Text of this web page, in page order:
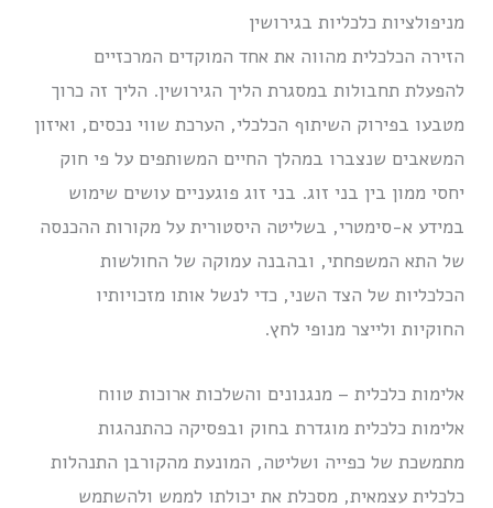
מניפולציות כלכליות בגירושין
הזירה הכלכלית מהווה את אחד המוקדים המרכזיים
להפעלת תחבולות במסגרת הליך הגירושין. הליך זה כרוך
מטבעו בפירוק השיתוף הכלכלי, הערכת שווי נכסים, ואיזון
המשאבים שנצברו במהלך החיים המשותפים על פי חוק
יחסי ממון בין בני זוג. בני זוג פוגעניים עושים שימוש
במידע א-סימטרי, בשליטה היסטורית על מקורות ההכנסה
של התא המשפחתי, ובהבנה עמוקה של החולשות
הכלכליות של הצד השני, כדי לנשל אותו מזכויותיו
החוקיות ולייצר מנופי לחץ.
אלימות כלכלית – מנגנונים והשלכות ארוכות טווח
אלימות כלכלית מוגדרת בחוק ובפסיקה כהתנהגות
מתמשכת של כפייה ושליטה, המונעת מהקורבן התנהלות
כלכלית עצמאית, מסכלת את יכולתו לממש ולהשתמש